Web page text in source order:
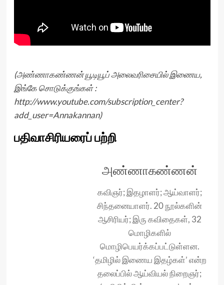
(அண்ணாகண்ணன் யூடியூப் அலைவரிசையில் இணைய,
இங்கே சொடுக்குங்கள் :
http://www.youtube.com/subscription_center?
add_user=Annakannan)
பதிவாசிரியரைப் பற்றி
அண்ணாகண்ணன்
கவிஞர்; இதழாளர்; ஆய்வாளர்;
சிந்தனையாளர். 20 நூல்களின்
ஆசிரியர்; இரு கவிதைகள், 32
மொழிகளில்
மொழிபெயர்க்கப்பட்டுள்ளன.
‘தமிழில் இணைய இதழ்கள்’ என்ற
தலைப்பில் ஆய்வியல் நிறைஞர்;